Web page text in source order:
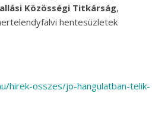
Közösségi Titkárság,
hentesüzletek
hirek-osszes/jo-hangulatban-telik-